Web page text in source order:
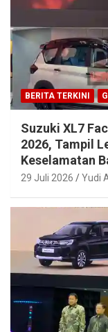
BERITA TERKINI
Suzuki XL7
2026, Tampil
Keselamatan
29 Juli 2026 Yudi